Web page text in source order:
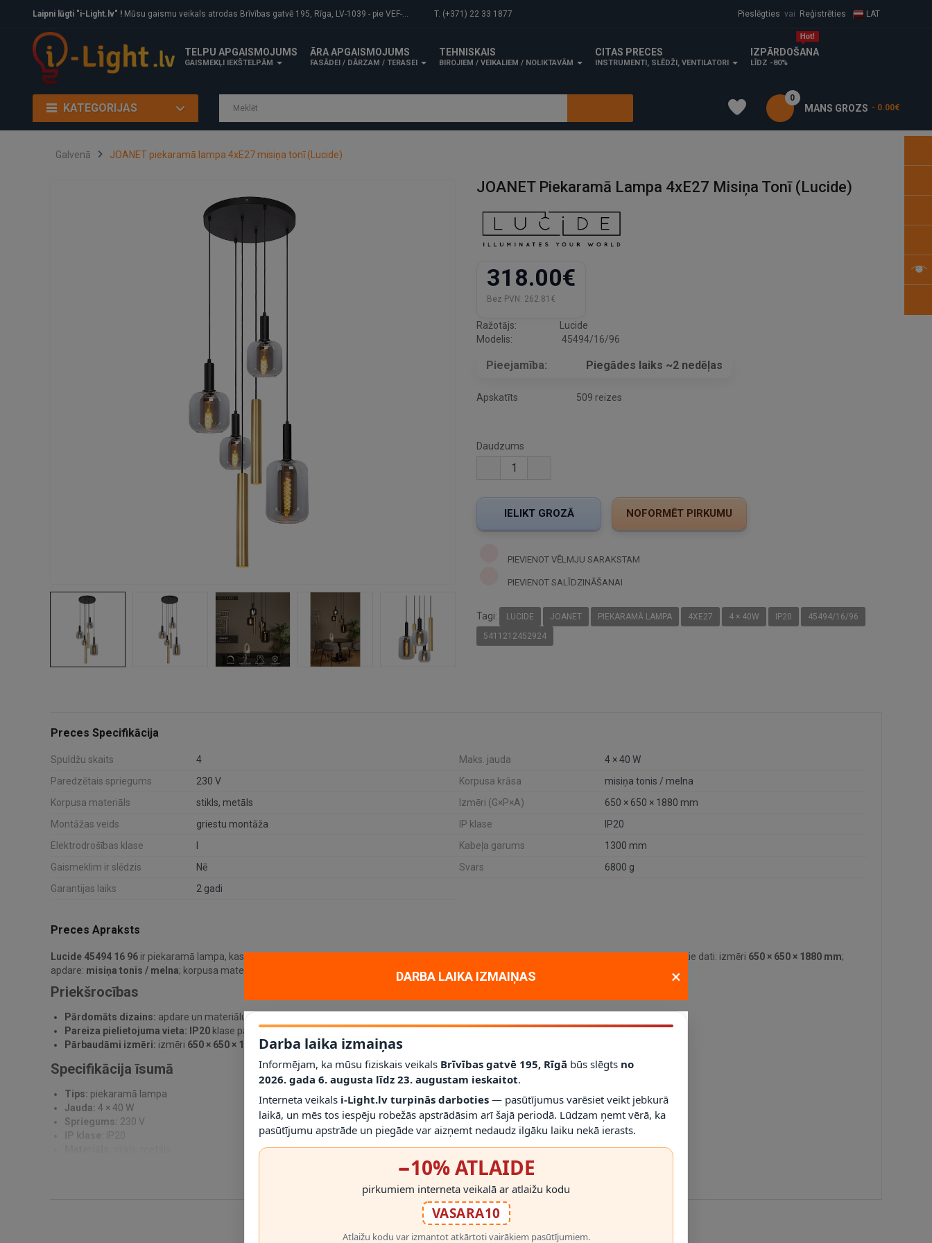
Laipni lūgti "i-Light.lv" ! Mūsu gaismu veikals atrodas Brīvības gatvē 195, Rīga, LV-1039 - pie VEF-Gaisa tilta. T. (+371) 22 33 1877 Pieslēgties vai Reģistrēties LAT
TELPU APGAISMOJUMS
GAISMEKĻI IEKŠTELPĀM
ĀRA APGAISMOJUMS
FASĀDEI / DĀRZAM / TERASEI
TEHNISKAIS
BIROJIEM / VEIKALIEM / NOLIKTAVĀM
CITAS PRECES
INSTRUMENTI, SLĒDŽI, VENTILATORI
IZPĀRDOŠANA
LĪDZ -80%
KATEGORIJAS MANS GROZS
0
- 0.00€
Galvenā JOANET piekaramā lampa 4xE27 misiņa tonī (Lucide)
JOANET Piekaramā Lampa 4xE27 Misiņa Tonī (Lucide)
318.00€
Bez PVN: 262.81€
Ražotājs:
Lucide
Modelis:
45494/16/96
Pieejamība: Piegādes laiks ~2 nedēļas
Apskatīts 509 reizes
Daudzums
PIEVIENOT VĒLMJU SARAKSTAM
PIEVIENOT SALĪDZINĀŠANAI
Tagi: LUCIDE JOANET PIEKARAMĀ LAMPA 4XE27 4 × 40W IP20
45494/16/96
5411212452924
Preces Specifikācija
Spuldžu skaits 4 Maks. jauda
4 × 40 W
Paredzētais spriegums
230 V Korpusa krāsa
misiņa tonis / melna
Korpusa materiāls
stikls, metāls Izmēri (G×P×A)
650 × 650 × 1880 mm
Montāžas veids
griestu montāža IP klase
IP20
Elektrodrošības klase
Kabeļa garums
1300 mm
Gaismeklim ir slēdzis
Nē Svars
6800 g
Garantijas laiks
2 gadi
Preces Apraksts
Lucide 45494 16 96 ir piekaramā lampa, kas paredzēta praktiskam un dekoratīvam apgaismojumam mājoklī, dzīvoklī vai projektā. Galvenie tehniskie dati: izmēri 650 × 650 × 1880 mm;
apdare: misiņa tonis / melna; korpusa materiāls: ; aizsardzības klaseIP20.
Priekšrocības
Pārdomāts dizains: apdare un materiālu kombinācija palīdz šim modelim iederēties mūsdienīgā interjerā.
Pareiza pielietojuma vieta:
IP20 klase palīdz noteikt, kur gaismekli drīkst droši izmantot.
Pārbaudāmi izmēri: izmēri 650 × 650 × 1880 mmļauj pirms montāžas novērtēt proporcijas un novietojumu.
Specifikācija īsumā
Tips: piekaramā lampa
Jauda: 4 × 40 W
Spriegums: 230 V
IP klase:
IP20
RĀDĪT VAIRĀK
DARBA LAIKA IZMAIŅAS ×
Darba laika izmaiņas
Informējam, ka mūsu fiziskais veikals Brīvības gatvē 195, Rīgā būs slēgts no
2026. gada 6. augusta līdz 23. augustam ieskaitot.
Interneta veikals i-Light.lv turpinās darboties — pasūtījumus varēsiet veikt jebkurā
laikā, un mēs tos iespēju robežās apstrādāsim arī šajā periodā. Lūdzam ņemt vērā, ka
pasūtījumu apstrāde un piegāde var aizņemt nedaudz ilgāku laiku nekā ierasts.
−10% ATLAIDE
pirkumiem interneta veikalā ar atlaižu kodu
VASARA10
Atlaižu kodu var izmantot atkārtoti vairākiem pasūtījumiem.